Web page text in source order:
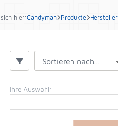
hier:Candyman Produkte Hersteller
Sortieren nach...
Ihre Auswahl: